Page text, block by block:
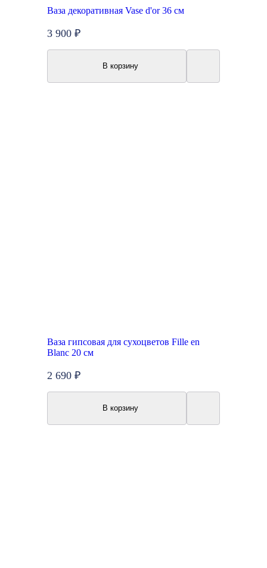
Ваза декоративная Vase d'or 36 см
3 900 ₽
В корзину
Ваза гипсовая для сухоцветов Fille en
Blanc 20 см
2 690 ₽
В корзину